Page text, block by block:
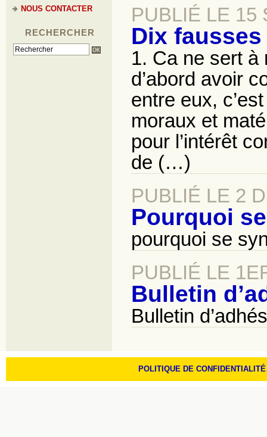
NOUS CONTACTER
RECHERCHER
PUBLIÉ LE 15
Dix
1. Ca ne sert à
d’abord avoir
entre eux,
moraux et
pour l’intérêt
de (…)
PUBLIÉ LE 2
Pourquoi
pourquoi se
PUBLIÉ LE
Bulletin
Bulletin
POLITIQUE DE CONFIDENTIALITÉ